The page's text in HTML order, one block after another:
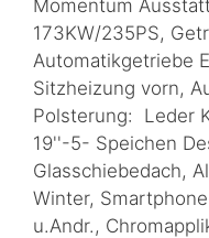
Momentum
173KW/235PS,
Automatikgetriebe
Sitzheizung vorn,
Polsterung: Leder
19''-5- Speichen
Glasschiebedach,
Winter,
u.Andr.,